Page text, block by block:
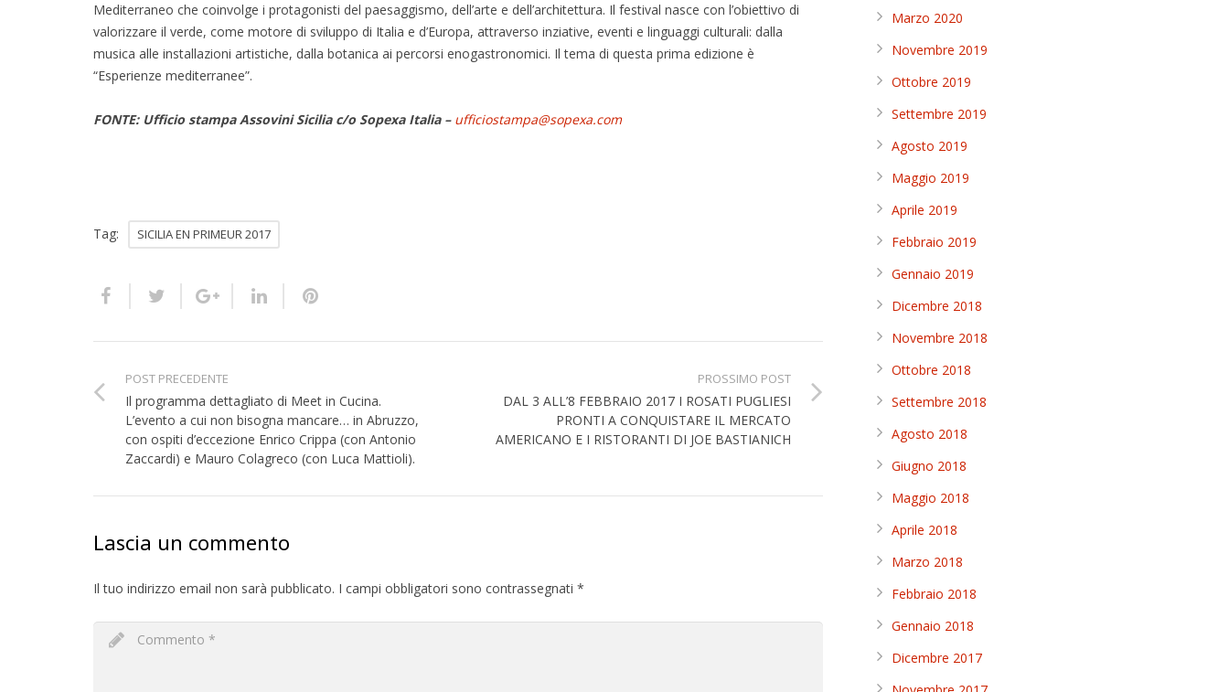
Mediterraneo che coinvolge i protagonisti del paesaggismo, dell’arte e dell’architettura. Il festival nasce con l’obiettivo di
valorizzare il verde, come motore di sviluppo di Italia e d’Europa, attraverso inziative, eventi e linguaggi culturali: dalla
musica alle installazioni artistiche, dalla botanica ai percorsi enogastronomici. Il tema di questa prima edizione è
“Esperienze mediterranee”.
FONTE: Ufficio stampa Assovini Sicilia c/o Sopexa Italia – ufficiostampa@sopexa.com
Tag: SICILIA EN PRIMEUR 2017
POST PRECEDENTE
Il programma dettagliato di Meet in Cucina.
L’evento a cui non bisogna mancare… in Abruzzo,
con ospiti d’eccezione Enrico Crippa (con Antonio
Zaccardi) e Mauro Colagreco (con Luca Mattioli).
PROSSIMO POST
DAL 3 ALL’8 FEBBRAIO 2017 I ROSATI PUGLIESI
PRONTI A CONQUISTARE IL MERCATO
AMERICANO E I RISTORANTI DI JOE BASTIANICH
Lascia un commento
Il tuo indirizzo email non sarà pubblicato. I campi obbligatori sono contrassegnati *
Marzo 2020
Novembre 2019
Ottobre 2019
Settembre 2019
Agosto 2019
Maggio 2019
Aprile 2019
Febbraio 2019
Gennaio 2019
Dicembre 2018
Novembre 2018
Ottobre 2018
Settembre 2018
Agosto 2018
Giugno 2018
Maggio 2018
Aprile 2018
Marzo 2018
Febbraio 2018
Gennaio 2018
Dicembre 2017